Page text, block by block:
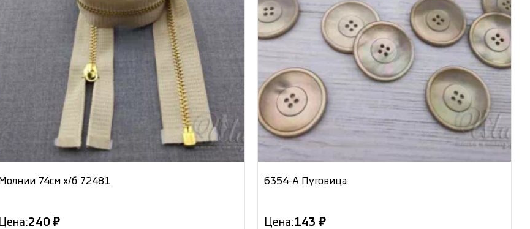
Молнии 74см х/б 72481
Цена:240 ₽
6354-А Пуговица
Цена:143 ₽